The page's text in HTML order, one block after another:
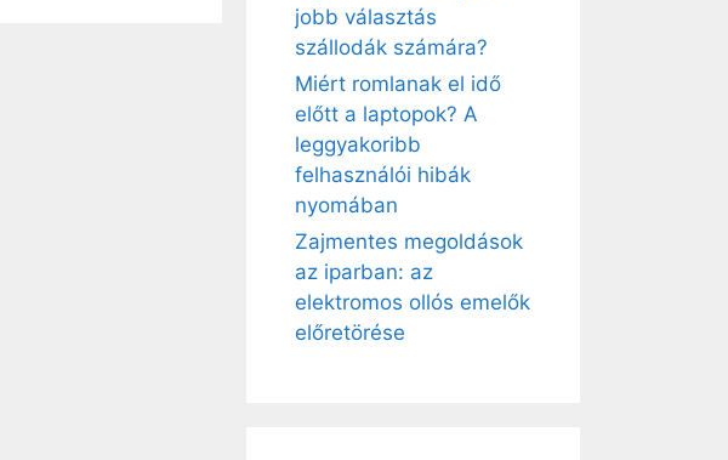
jobb választás
szállodák számára?
Miért romlanak el idő
előtt a laptopok? A
leggyakoribb
felhasználói hibák
nyomában
Zajmentes megoldások
az iparban: az
elektromos ollós emelők
előretörése